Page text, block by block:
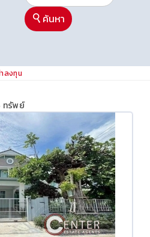
ค้นหา
ลงทุน
ทรัพย์